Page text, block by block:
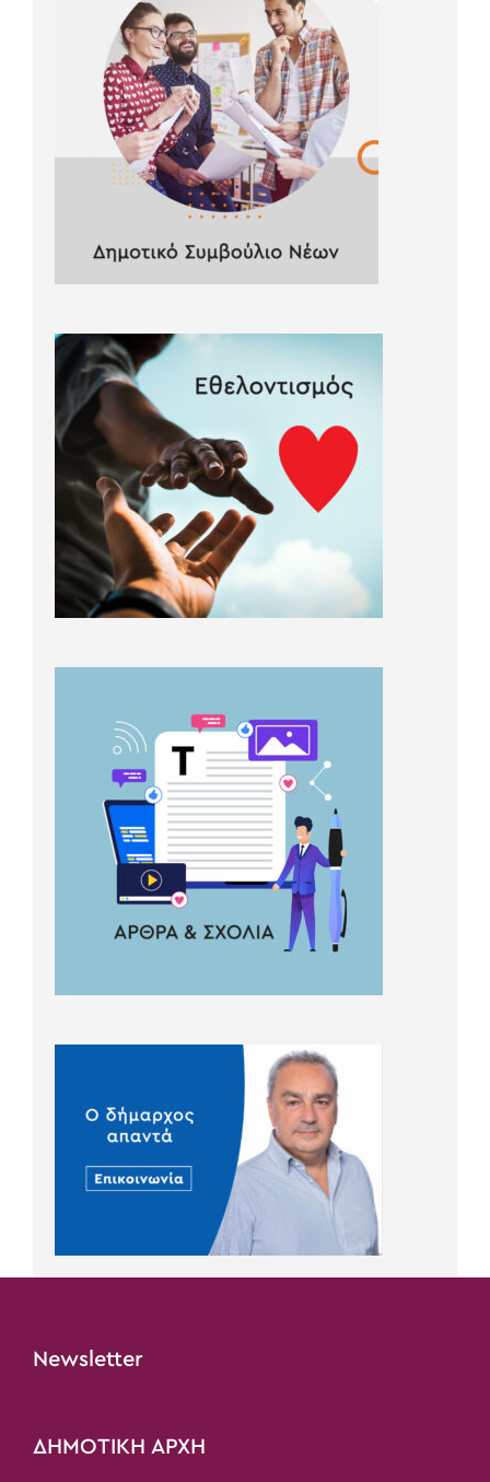
Newsletter
ΔΗΜΟΤΙΚΗ ΑΡΧΗ